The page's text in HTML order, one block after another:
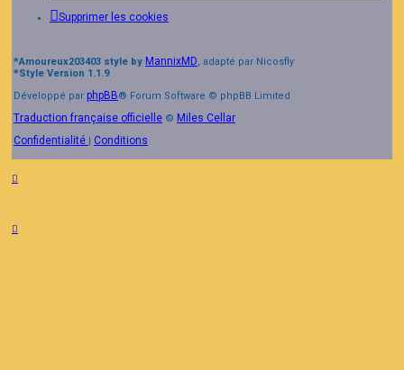
Supprimer les cookies
*Amoureux203403 style by MannixMD, adapté par Nicosfly
*Style Version 1.1.9
Développé par phpBB® Forum Software © phpBB Limited
Traduction française officielle © Miles Cellar
Confidentialité
Conditions